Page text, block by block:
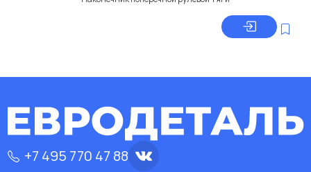
+7 495 770 47 88